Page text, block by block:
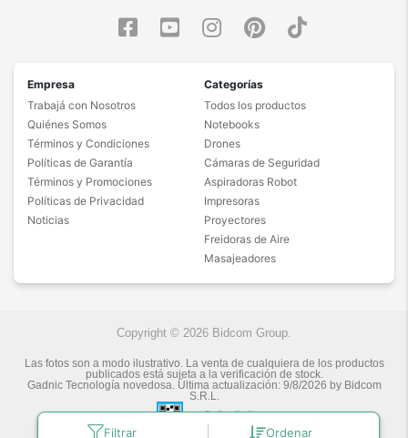
Filtrar Ordenar
Empresa
Trabajá con Nosotros
Quiénes Somos
Términos y Condiciones
Políticas de Garantía
Términos y Promociones
Políticas de Privacidad
Noticias
Categorías
Todos los productos
Notebooks
Drones
Cámaras de Seguridad
Aspiradoras Robot
Impresoras
Proyectores
Freidoras de Aire
Masajeadores
Copyright © 2026 Bidcom Group.
Las fotos son a modo ilustrativo. La venta de cualquiera de los productos
publicados está sujeta a la verificación de stock.
Gadnic Tecnología novedosa. Última actualización: 9/8/2026 by Bidcom
S.R.L.